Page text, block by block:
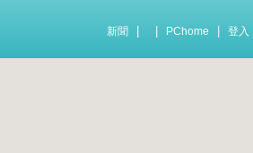
新聞 PChome 登入